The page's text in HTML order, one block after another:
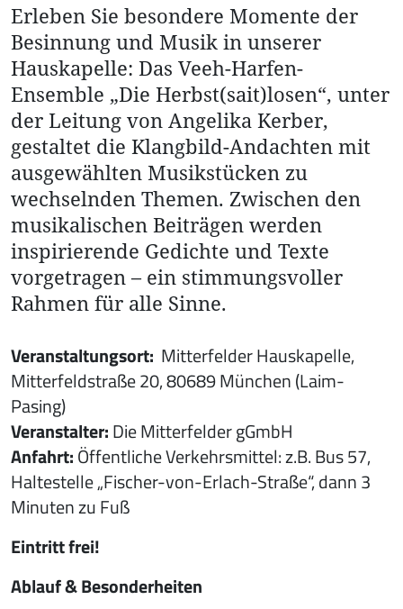
Erleben Sie besondere Momente der
Besinnung und Musik in unserer
Hauskapelle: Das Veeh-Harfen-
Ensemble „Die Herbst(sait)losen“, unter
der Leitung von Angelika Kerber,
gestaltet die Klangbild-Andachten mit
ausgewählten Musikstücken zu
wechselnden Themen. Zwischen den
musikalischen Beiträgen werden
inspirierende Gedichte und Texte
vorgetragen – ein stimmungsvoller
Rahmen für alle Sinne.
Veranstaltungsort: Mitterfelder Hauskapelle,
Mitterfeldstraße 20, 80689 München (Laim-
Pasing)
Veranstalter:Die Mitterfelder gGmbH
Anfahrt:Öffentliche Verkehrsmittel: z.B. Bus 57,
Haltestelle „Fischer-von-Erlach-Straße“, dann 3
Minuten zu Fuß
Eintritt frei!
Ablauf & Besonderheiten